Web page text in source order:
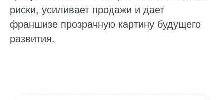
риски, усиливает продажи и дает
франшизе прозрачную картину будущего
развития.